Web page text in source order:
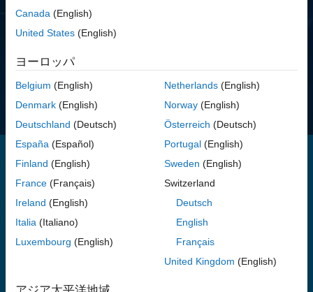
Database Toolbox には、リレーショナル データベースおよび
NoSQL データベースを操作するための関数とアプリが用意されてい
ます。Database Toolbox は、ODBC または JDBC に準拠したあら
ゆるリレーショナル データベースをサポートしています。また、
Apache Cassandra
、MongoDB 、Neo4j
の NoSQL サポートも
Canada (English)
United States (English)
ヨーロッパ
Belgium (English)
Denmark (English)
Deutschland (Deutsch)
España (Español)
Finland (English)
France (Français)
Ireland (English)
Italia (Italiano)
Luxembourg (English)
Netherlands(English)
Norway(English)
Österreich (Deutsch)
Portugal(English)
Sweden (English)
Switzerland
Deutsch
English
Français
United Kingdom (English)